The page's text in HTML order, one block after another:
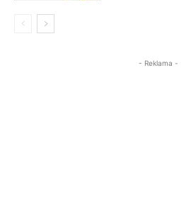
- Reklama -